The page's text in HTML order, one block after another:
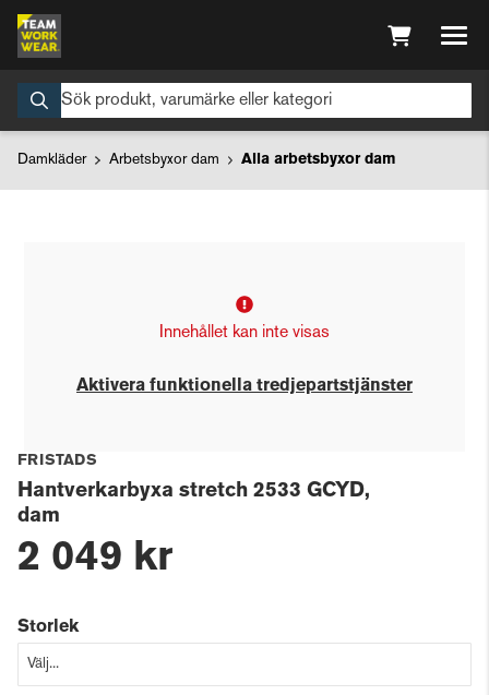
Damkläder Arbetsbyxor dam Alla arbetsbyxor dam
Innehållet kan inte visas
Aktivera funktionella tredjepartstjänster
FRISTADS
Hantverkarbyxa stretch 2533 GCYD,
dam
2 049 kr
Storlek